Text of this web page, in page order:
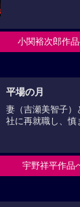
小関裕次郎作
平場の月
妻（吉瀬美智子）
社に再就職し、慎
宇野祥平作品